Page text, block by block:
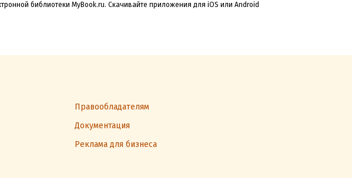
библиотеки MyBook.ru. Скачивайте приложения для iOS или Android
Правообладателям
Документация
Реклама для бизнеса